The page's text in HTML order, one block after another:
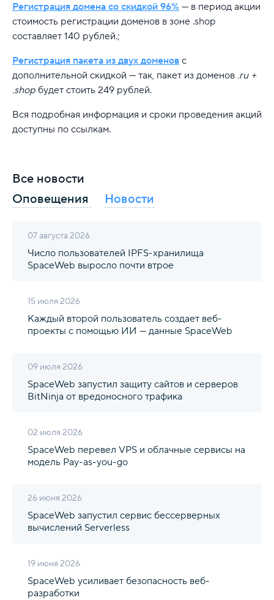
Регистрация домена со скидкой 96% — в период акции
стоимость регистрации доменов в зоне .shop
составляет 140 рублей.;
Регистрация пакета из двух доменов с
дополнительной скидкой — так, пакет из доменов .ru +
.shop будет стоить 249 рублей.
Вся подробная информация и сроки проведения акций
доступны по ссылкам.
Все новости
Оповещения
Новости
07 августа 2026
Число пользователей IPFS-хранилища
SpaceWeb выросло почти втрое
15 июля 2026
Каждый второй пользователь создает веб-
проекты с помощью ИИ — данные SpaceWeb
09 июля 2026
SpaceWeb запустил защиту сайтов и серверов
BitNinja от вредоносного трафика
02 июля 2026
SpaceWeb перевел VPS и облачные сервисы на
модель Pay-as-you-go
26 июня 2026
SpaceWeb запустил сервис бессерверных
вычислений Serverless
19 июня 2026
SpaceWeb усиливает безопасность веб-
разработки